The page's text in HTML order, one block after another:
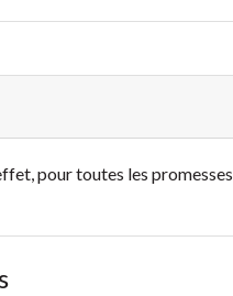
pour toutes les promesses